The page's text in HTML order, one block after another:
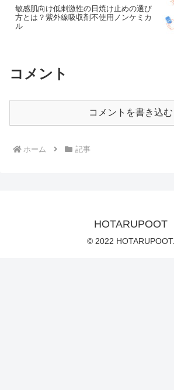
敏感肌向け低刺激性の日焼け止めの選び
方とは？紫外線吸収剤不使用ノンケミカ
ル
コメント
コメントを書き込む
ホーム 記事
HOTARUPOOT
© 2022 HOTARUPOOT.